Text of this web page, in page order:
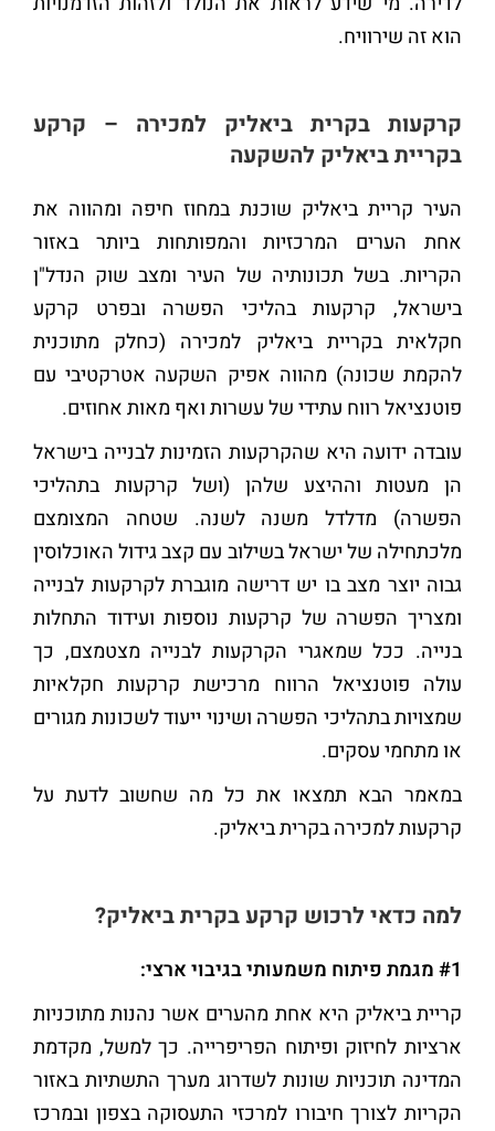
הוא זה שירוויח.
קרקעות בקרית ביאליק למכירה – קרקע
בקריית ביאליק להשקעה
העיר קריית ביאליק שוכנת במחוז חיפה ומהווה את
אחת הערים המרכזיות והמפותחות ביותר באזור
הקריות. בשל תכונותיה של העיר ומצב שוק הנדל"ן
בישראל, קרקעות בהליכי הפשרה ובפרט קרקע
חקלאית בקריית ביאליק למכירה (כחלק מתוכנית
להקמת שכונה) מהווה אפיק השקעה אטרקטיבי עם
פוטנציאל רווח עתידי של עשרות ואף מאות אחוזים.
עובדה ידועה היא שהקרקעות הזמינות לבנייה בישראל
הן מעטות וההיצע שלהן (ושל קרקעות בתהליכי
הפשרה) מדלדל משנה לשנה. שטחה המצומצם
מלכתחילה של ישראל בשילוב עם קצב גידול האוכלוסין
גבוה יוצר מצב בו יש דרישה מוגברת לקרקעות לבנייה
ומצריך הפשרה של קרקעות נוספות ועידוד התחלות
בנייה. ככל שמאגרי הקרקעות לבנייה מצטמצם, כך
עולה פוטנציאל הרווח מרכישת קרקעות חקלאיות
שמצויות בתהליכי הפשרה ושינוי ייעוד לשכונות מגורים
או מתחמי עסקים.
במאמר הבא תמצאו את כל מה שחשוב לדעת על
קרקעות למכירה בקרית ביאליק.
למה כדאי לרכוש קרקע בקרית ביאליק?
#1 מגמת פיתוח משמעותי בגיבוי ארצי:
קריית ביאליק היא אחת מהערים אשר נהנות מתוכניות
ארציות לחיזוק ופיתוח הפריפרייה. כך למשל, מקדמת
המדינה תוכניות שונות לשדרוג מערך התשתיות באזור
הקריות לצורך חיבורו למרכזי התעסוקה בצפון ובמרכז